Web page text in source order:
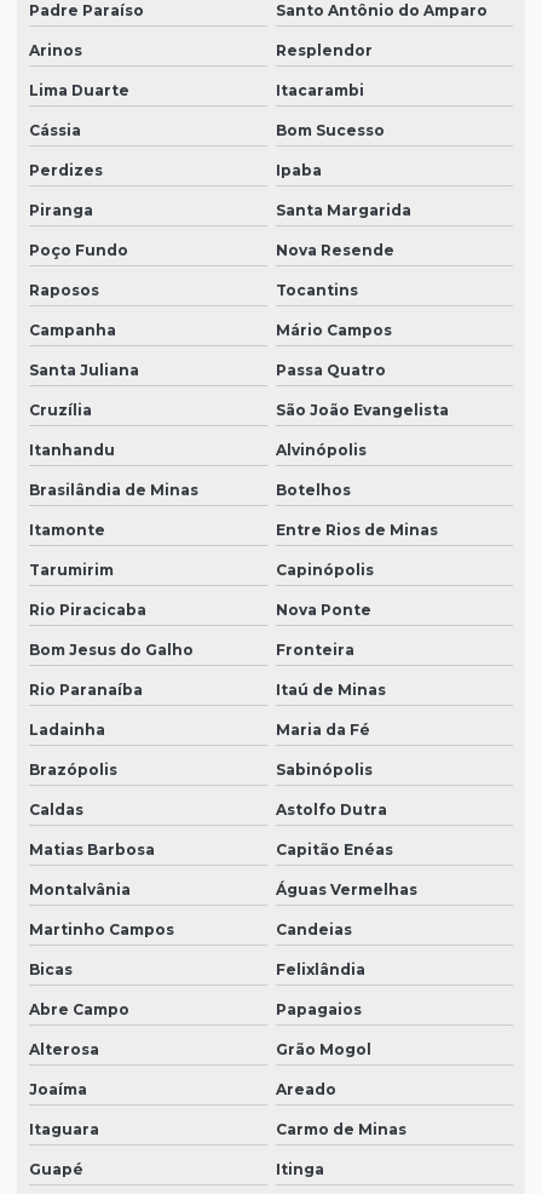
Padre Paraíso Santo Antônio do Amparo
Arinos Resplendor
Lima Duarte Itacarambi
Cássia Bom Sucesso
Perdizes Ipaba
Piranga Santa Margarida
Poço Fundo Nova Resende
Raposos Tocantins
Campanha Mário Campos
Santa Juliana Passa Quatro
Cruzília São João Evangelista
Itanhandu Alvinópolis
Brasilândia de Minas Botelhos
Itamonte Entre Rios de Minas
Tarumirim Capinópolis
Rio Piracicaba Nova Ponte
Bom Jesus do Galho Fronteira
Rio Paranaíba Itaú de Minas
Ladainha Maria da Fé
Brazópolis Sabinópolis
Caldas Astolfo Dutra
Matias Barbosa Capitão Enéas
Montalvânia Águas Vermelhas
Martinho Campos Candeias
Bicas Felixlândia
Abre Campo Papagaios
Alterosa Grão Mogol
Joaíma Areado
Itaguara Carmo de Minas
Guapé Itinga